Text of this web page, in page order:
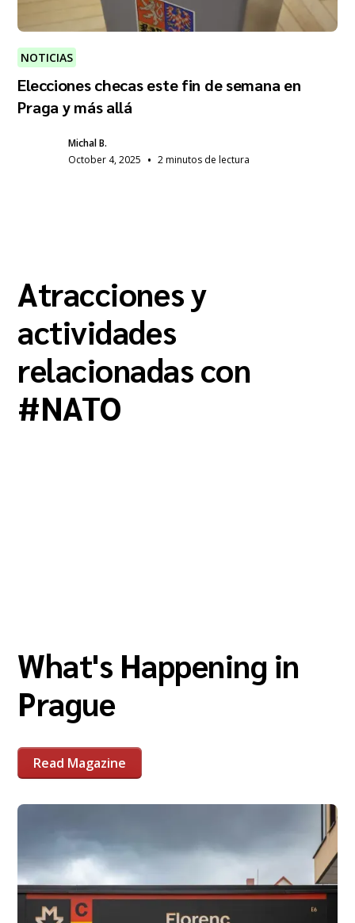
NOTICIAS
Elecciones checas este fin de semana en
Praga y más allá
Michal B.
October 4, 2025 • 2 minutos de lectura
Atracciones y
actividades
relacionadas con
#NATO
What's Happening in
Prague
Read Magazine